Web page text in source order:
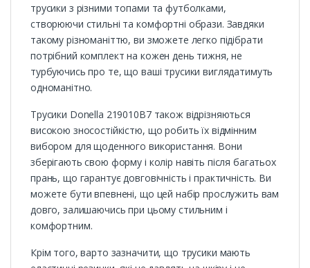
трусики з різними топами та футболками,
створюючи стильні та комфортні образи. Завдяки
такому різноманіттю, ви зможете легко підібрати
потрібний комплект на кожен день тижня, не
турбуючись про те, що ваші трусики виглядатимуть
одноманітно.
Трусики Donella 219010B7 також відрізняються
високою зносостійкістю, що робить їх відмінним
вибором для щоденного використання. Вони
зберігають свою форму і колір навіть після багатьох
прань, що гарантує довговічність і практичність. Ви
можете бути впевнені, що цей набір прослужить вам
довго, залишаючись при цьому стильним і
комфортним.
Крім того, варто зазначити, що трусики мають